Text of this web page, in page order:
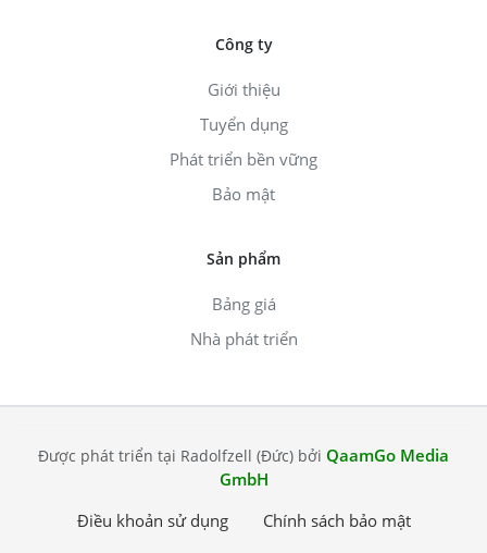
Công ty
Giới thiệu
Tuyển dụng
Phát triển bền vững
Bảo mật
Sản phẩm
Bảng giá
Nhà phát triển
Được phát triển tại Radolfzell (Đức) bởi QaamGo Media
GmbH
Điều khoản sử dụng
Chính sách bảo mật